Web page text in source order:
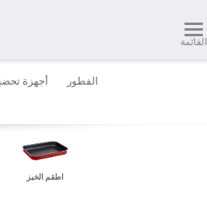
القائمة
الفطور أجهزة
اطقم الخبز